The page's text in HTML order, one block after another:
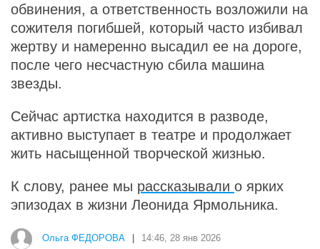
обвинения, а ответственность возложили на
сожителя погибшей, который часто избивал
жертву и намеренно высадил ее на дороге,
после чего несчастную сбила машина
звезды.
Сейчас артистка находится в разводе,
активно выступает в театре и продолжает
жить насыщенной творческой жизнью.
К слову, ранее мы рассказывали о ярких
эпизодах в жизни Леонида Ярмольника.
Ольга ФЕДОРОВА 14:46, 28 янв 2026